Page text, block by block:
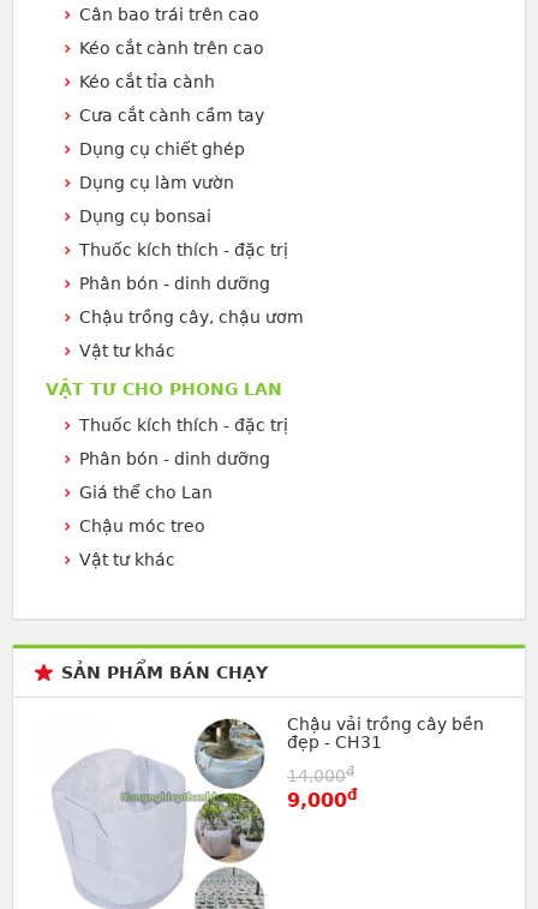
Cân bao trái trên cao
Kéo cắt cành trên cao
Kéo cắt tỉa cành
Cưa cắt cành cầm tay
Dụng cụ chiết ghép
Dụng cụ làm vườn
Dụng cụ bonsai
Thuốc kích thích - đặc trị
Phân bón - dinh dưỡng
Chậu trồng cây, chậu ươm
Vật tư khác
VẬT TƯ CHO PHONG LAN
Thuốc kích thích - đặc trị
Phân bón - dinh dưỡng
Giá thể cho Lan
Chậu móc treo
Vật tư khác
SẢN PHẨM BÁN CHẠY
Chậu vải trồng cây bền
đẹp - CH31
14,000đ
9,000đ